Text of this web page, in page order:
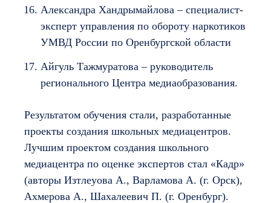
Александра Хандрымайлова – специалист-
эксперт управления по обороту наркотиков
УМВД России по Оренбургской области
Айгуль Тажмуратова – руководитель
регионального Центра медиаобразования.
Результатом обучения стали, разработанные
проекты создания школьных медиацентров.
Лучшим проектом создания школьного
медиацентра по оценке экспертов стал «Кадр»
(авторы Изтлеуова А., Варламова А. (г. Орск),
Ахмерова А., Шахалеевич П. (г. Оренбург).